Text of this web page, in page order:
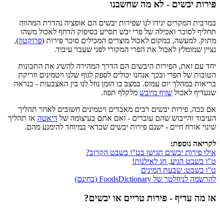
פירות יבשים - לא מה שחשבנו
במרבית המקרים יגידו לנו שפירות יבשים הם אופציה נהדרת המהווה
תחליף לסוכר ואכילה של פרי יבש תסייע בסיפוק הדחף לאכול משהו
מתוק. למעשה, במקום לאכול מוצרים המכילים סוכר פירות (פרוקטוז),
נציין שמומלץ לאכול את הפרי המקורי לפני שעבר עיבוד.
יחד עם זאת, הפירות היבשים הם הדרך המהירה להשיג את התכונות
הטובות של הפרי ובכך אנחנו יכולים לספק לגוף שלנו ויטמינים וזריקת
בריאות במהלך יום עמוס. במצב בו הזמן נוזל לנו בין האצבעות - כנראה
שנעדיף לאכול שזיף מיובש מלקלף תפוז.
אם ככה, פירות יבשים רבים מאבדים ויטמינים חשובים לאחר תהליך
העיבוד והייבוש שהם עוברים - ואם אתם בעיצומה של דיאטה או תהליך
שינוי אורח חיים - ישנם פירות יבשים שכדאי במיוחד להימנע מהם.
לקריאה נוספת:
אילו פירות יבשים תגישו בט"ו בשבט הקרוב?
ט"ו בשבט הגיע, חג לאילנות!
ט"ו בשבט: שבעת המינים
להרשמה לניוזלטר של FoodsDictionary (בחינם)
אז מה עדיף - פירות טריים או יבשים?